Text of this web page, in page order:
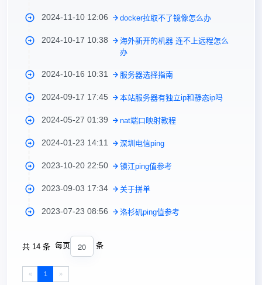
2024-11-10 12:06 docker拉取不了镜像怎么办
2024-10-17 10:38
海外新开的机器 连不上远程怎么
办
2024-10-16 10:31 服务器选择指南
2024-09-17 17:45 本站服务器有独立ip和静态ip吗
2024-05-27 01:39 nat端口映射教程
2024-01-23 14:11 深圳电信ping
2023-10-20 22:50 镇江ping值参考
2023-09-03 17:34 关于拼单
2023-07-23 08:56 洛杉矶ping值参考
共 14 条 每页 20 条
« 1 »